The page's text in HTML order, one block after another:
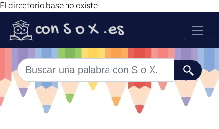
El directorio base no existe